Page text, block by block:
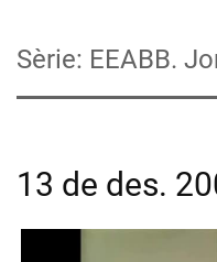
Sèrie: EEABB.
13 de des.